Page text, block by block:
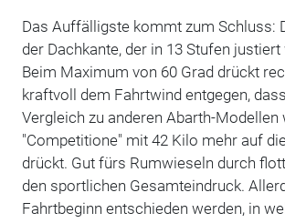
Das Auffälligste kommt zum Schluss:
der Dachkante, der in 13 Stufen justiert
Beim Maximum von 60 Grad drückt
kraftvoll dem Fahrtwind entgegen,
Vergleich zu anderen Abarth-Modellen
"Competitione" mit 42 Kilo mehr auf
drückt. Gut fürs Rumwieseln durch
den sportlichen Gesamteindruck.
Fahrtbeginn entschieden werden, in